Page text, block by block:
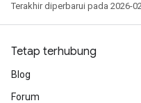
Terakhir diperbarui pada 2026-
Tetap terhubung
Blog
Forum